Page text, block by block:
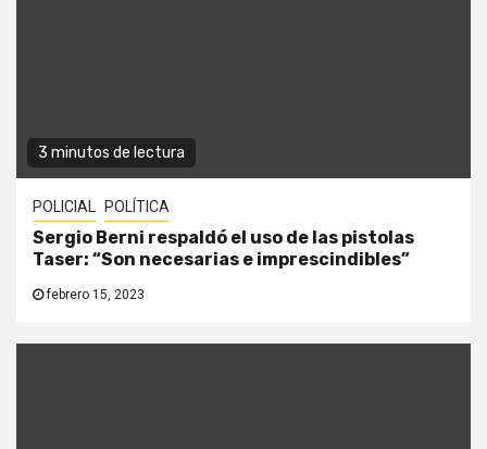
3 minutos de lectura
POLICIAL POLÍTICA
Sergio Berni respaldó el uso de las pistolas
Taser: “Son necesarias e imprescindibles”
febrero 15, 2023